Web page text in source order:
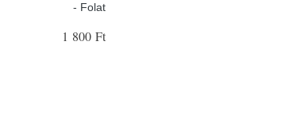
- Folat
1 800 Ft